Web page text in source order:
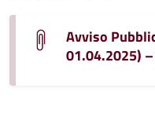
Avviso
01.04.2025) –